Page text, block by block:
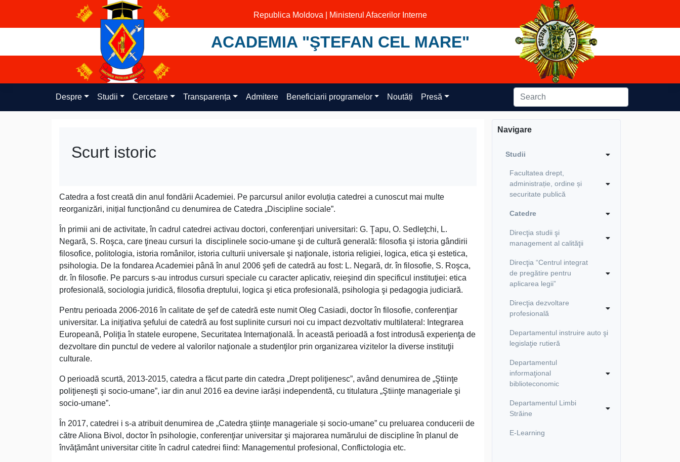
content
Republica Moldova | Ministerul Afacerilor Interne
ACADEMIA "ŞTEFAN CEL MARE"
Despre Studii Cercetare Transparența Admitere Beneficiarii programelor Noutăți Presă
Scurt istoric
Catedra a fost creată din anul fondării Academiei. Pe parcursul anilor evoluția catedrei a cunoscut mai multe
reorganizări, inițial funcționând cu denumirea de Catedra „Discipline sociale”.
În primii ani de activitate, în cadrul catedrei activau doctori, conferenţiari universitari: G. Ţapu, O. Sedleţchi, L.
Negară, S. Roşca, care ţineau cursuri la disciplinele socio-umane şi de cultură generală: filosofia şi istoria gândirii
filosofice, politologia, istoria românilor, istoria culturii universale şi naţionale, istoria religiei, logica, etica şi estetica,
psihologia. De la fondarea Academiei până în anul 2006 şefi de catedră au fost: L. Negară, dr. în filosofie, S. Roşca,
dr. în filosofie. Pe parcurs s-au introdus cursuri speciale cu caracter aplicativ, reieşind din specificul instituţiei: etica
profesională, sociologia juridică, filosofia dreptului, logica şi etica profesională, psihologia şi pedagogia judiciară.
Pentru perioada 2006-2016 în calitate de şef de catedră este numit Oleg Casiadi, doctor în filosofie, conferenţiar
universitar. La iniţiativa şefului de catedră au fost suplinite cursuri noi cu impact dezvoltativ multilateral: Integrarea
Europeană, Poliţia în statele europene, Securitatea Internaţională. În această perioadă a fost introdusă experienţa de
dezvoltare din punctul de vedere al valorilor naţionale a studenţilor prin organizarea vizitelor la diverse instituţii
culturale.
O perioadă scurtă, 2013-2015, catedra a făcut parte din catedra „Drept poliţienesc”, având denumirea de „Ştiinţe
poliţieneşti şi socio-umane”, iar din anul 2016 ea devine iarăși independentă, cu titulatura „Ştiinţe manageriale şi
socio-umane”.
În 2017, catedrei i s-a atribuit denumirea de „Catedra ştiinţe manageriale și socio-umane” cu preluarea conducerii de
către Aliona Bivol, doctor în psihologie, conferenţiar universitar şi majorarea numărului de discipline în planul de
învăţământ universitar citite în cadrul catedrei fiind: Managementul profesional, Conflictologia etc.
Navigare
Studii
Facultatea drept,
administrație, ordine și
securitate publică
Catedre
Direcţia studii şi
management al calităţii
Direcţia “Centrul integrat
de pregătire pentru
aplicarea legii”
Direcţia dezvoltare
profesională
Departamentul instruire auto şi
legislaţie rutieră
Departamentul
informaţional
biblioteconomic
Departamentul Limbi
Străine
E-Learning